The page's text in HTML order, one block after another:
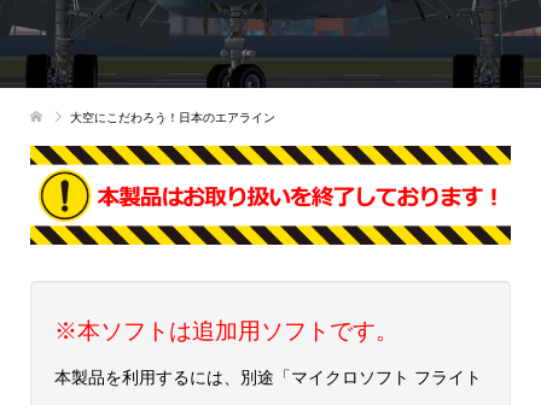
大空にこだわろう！日本のエアライン
※本ソフトは追加用ソフトです。
本製品を利用するには、別途「マイクロソフト フライト